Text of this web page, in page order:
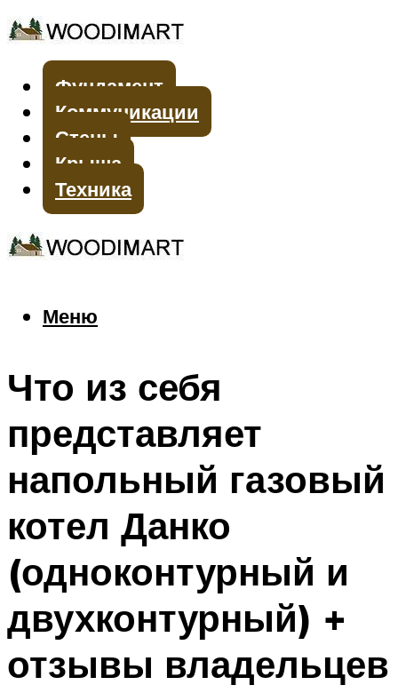
Фундамент
Коммуникации
Стены
Крыша
Техника
Меню
Меню
Что из себя
представляет
напольный газовый
котел Данко
(одноконтурный и
двухконтурный) +
отзывы владельцев